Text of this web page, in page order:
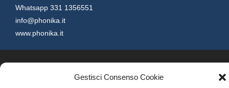
Gestisci Consenso Cookie
Whatsapp 331 1356551
info@phonika.it
www.phonika.it